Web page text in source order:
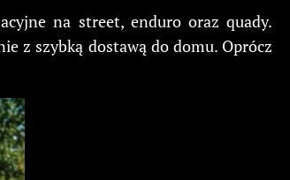
na street, enduro oraz quady.
z szybką dostawą do domu. Oprócz